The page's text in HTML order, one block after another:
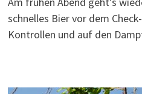
schnelles Bier vor dem
Kontrollen und auf den